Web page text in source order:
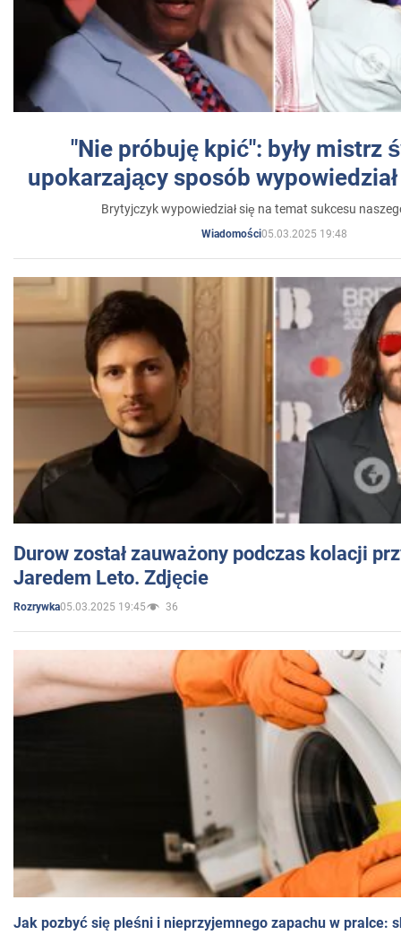
"Nie próbuję kpić": były mistrz
upokarzający sposób
Brytyjczyk wypowiedział się na temat sukcesu
Wiadomości05.03.2025 19:48
Durow został zauważony podczas kolacji
Jaredem Leto. Zdjęcie
Rozrywka05.03.2025 19:45 36
Jak pozbyć się pleśni i nieprzyjemnego zapachu w pralce: